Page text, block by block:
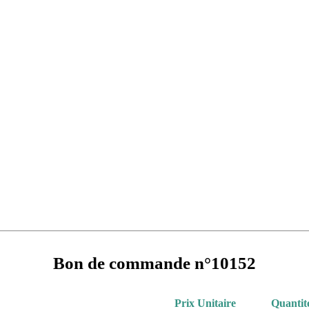
Bon de commande n°10152
Prix Unitaire